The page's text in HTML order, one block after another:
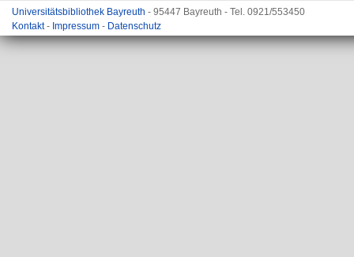
Universitätsbibliothek Bayreuth - 95447 Bayreuth - Tel. 0921/553450
Kontakt- Impressum - Datenschutz